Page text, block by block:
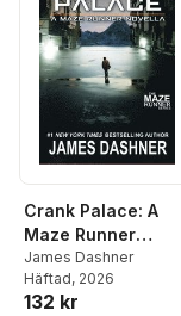
Crank Palace: A
Maze Runner
Novella
James Dashner
Häftad, 2026
132 kr